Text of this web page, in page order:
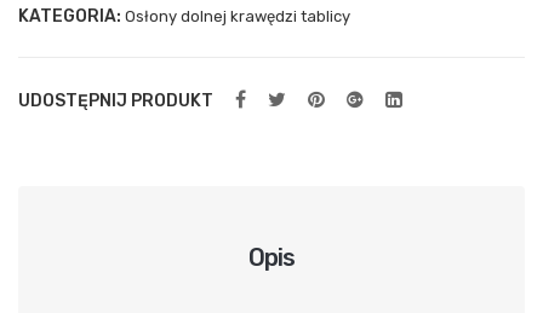
KATEGORIA: Osłony dolnej krawędzi tablicy
UDOSTĘPNIJ PRODUKT
Opis